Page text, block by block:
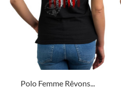
Polo Femme Rêvons...